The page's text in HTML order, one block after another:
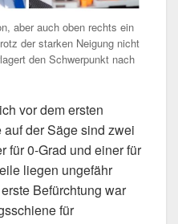
aber auch oben rechts ein
der starken Neigung nicht
den Schwerpunkt nach
vor dem ersten
der Säge sind zwei
für 0-Grad und einer für
liegen ungefähr
Befürchtung war
für